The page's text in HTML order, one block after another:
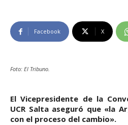
Facebook X
Foto: El Tribuno.
El Vicepresidente de la
UCR Salta aseguró que «la
con el proceso del cambio».